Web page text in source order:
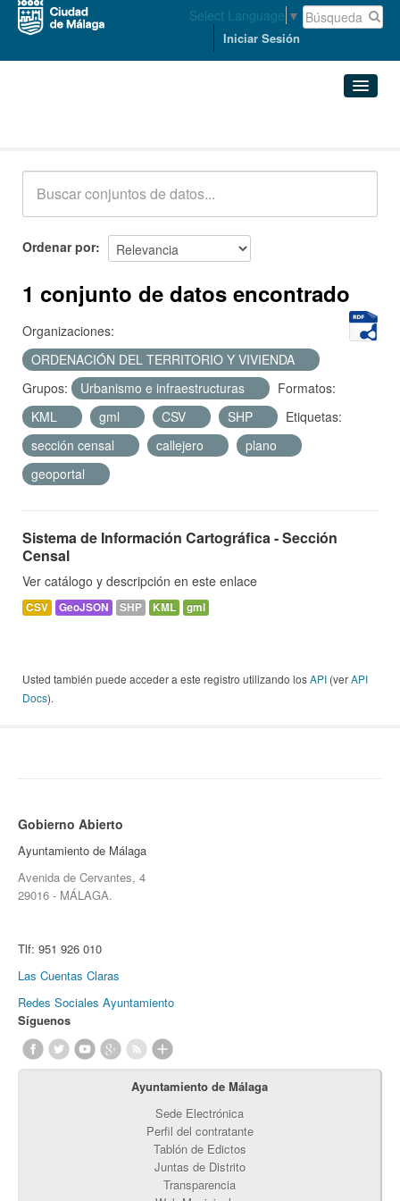
Select Language ▼
Iniciar Sesión
Acerca de
Ordenar por
1 conjunto de datos encontrado
Organizaciones:
ORDENACIÓN DEL TERRITORIO Y VIVIENDA
Grupos:
Urbanismo e infraestructuras
Formatos:
KML
gml CSV SHP
Etiquetas:
sección censal
callejero
plano
geoportal
Sistema de Información Cartográfica - Sección
Censal
Ver catálogo y descripción en este enlace
CSV GeoJSON SHP KML gml
Usted también puede acceder a este registro utilizando losAPI (verAPI
Docs).
Gobierno Abierto
Ayuntamiento de Málaga
Avenida de Cervantes, 4
29016 - MÁLAGA.
Tlf: 951 926 010
Las Cuentas Claras
Redes Sociales Ayuntamiento
Síguenos
Ayuntamiento de Málaga
Sede Electrónica
Perfil del contratante
Tablón de Edictos
Juntas de Distrito
Transparencia